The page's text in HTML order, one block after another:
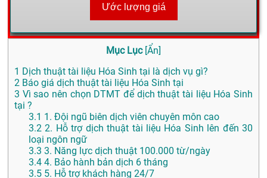
Ước lượng giá
Mục Lục [Ẩn]
1 Dịch thuật tài liệu Hóa Sinh tại là dịch vụ gì?
2 Báo giá dịch thuật tài liệu Hóa Sinh tại
3 Vì sao nên chọn DTMT để dịch thuật tài liệu Hóa Sinh
tại ?
3.1 1. Đội ngũ biên dịch viên chuyên môn cao
3.2 2. Hỗ trợ dịch thuật tài liệu Hóa Sinh lên đến 30
loại ngôn ngữ
3.3 3. Năng lực dịch thuật 100.000 từ/ngày
3.4 4. Bảo hành bản dịch 6 tháng
3.5 5. Hỗ trợ khách hàng 24/7